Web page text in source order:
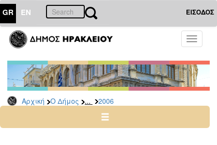
GR EN ΕΙΣΟΔΟΣ
Toggle
Αρχική Ο Δήμος ... 2006
ΔΗΜΟΣ
Δελτία
Τύπου
Αρχείο
2026
2024